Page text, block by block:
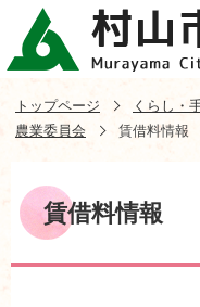
トップページ くらし・
農業委員会
賃借料情報
賃借料情報